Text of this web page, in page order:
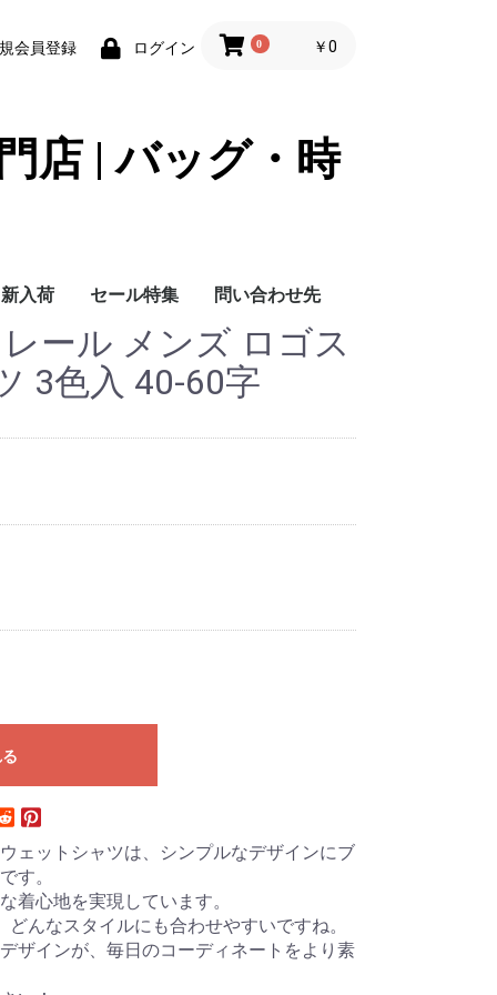
会員登録 ログイン 0 ￥0
店 | バッグ・時
新入荷 セール特集 問い合わせ先
問い合わせ先
ール メンズ ロゴス
3色入 40-60字
ェットシャツは、シンプルなデザインにブ
す。
着心地を実現しています。
んなスタイルにも合わせやすいですね。
ザインが、毎日のコーディネートをより素